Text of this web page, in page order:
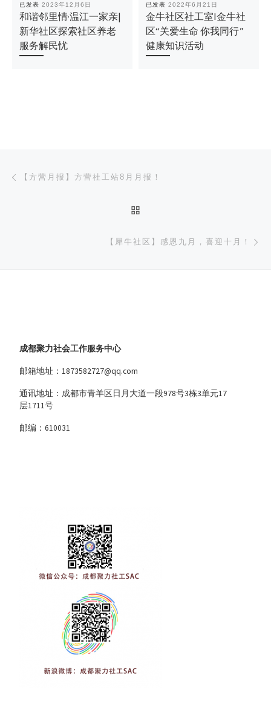
已发表 2023年12月6日
和谐邻里情·温江一家亲|
新华社区探索社区养老
服务解民忧
已发表 2022年6月21日
金牛社区社工室I金牛社
区“关爱生命 你我同行”
健康知识活动
文章导航
【方营月报】方营社工站8月月报！
【犀牛社区】感恩九月，喜迎十月！
成都聚力社会工作服务中心
邮箱地址：1873582727@qq.com
通讯地址：成都市青羊区日月大道一段978号3栋3单元17
层1711号
邮编：610031